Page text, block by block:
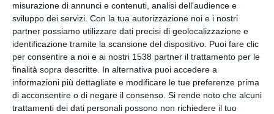
misurazione di annunci e contenuti, analisi dell'audience e
sviluppo dei servizi. Con la tua autorizzazione noi e i nostri
partner possiamo utilizzare dati precisi di geolocalizzazione e
identificazione tramite la scansione del dispositivo. Puoi fare clic
per consentire a noi e ai nostri 1538 partner il trattamento per le
finalità sopra descritte. In alternativa puoi accedere a
informazioni più dettagliate e modificare le tue preferenze prima
di acconsentire o di negare il consenso. Si rende noto che alcuni
trattamenti dei dati personali possono non richiedere il tuo
INVIA QUESTA CARTOLINA
via Email(GRATUITO)
CONDIVIDI QUESTA
CARTOLINA